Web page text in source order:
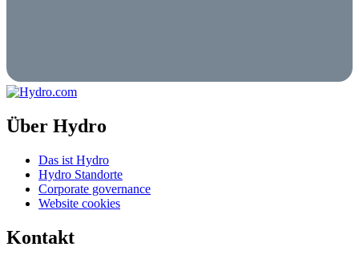
Über Hydro
Das ist Hydro
Hydro Standorte
Corporate governance
Website cookies
Kontakt